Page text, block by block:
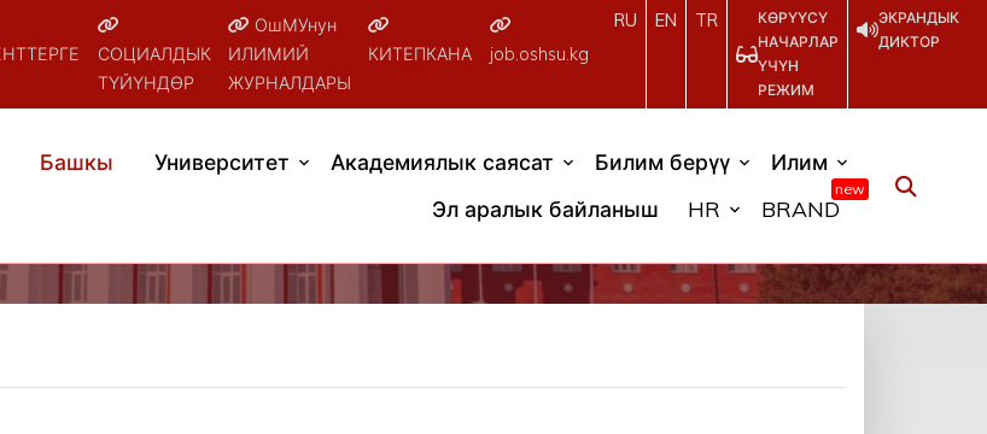
СОЦИАЛДЫК
ТҮЙҮНДӨР
ОшМУнун
ИЛИМИЙ
ЖУРНАЛДАРЫ
КИТЕПКАНА job.oshsu.kg
RU EN TR
КӨРҮҮСҮ
НАЧАРЛАР
ҮЧҮН
РЕЖИМ
ЭКРАНДЫК
ДИКТОР
Башкы Университет Академиялык саясат Билим берүү
Илим
Эл аралык байланыш
HR BRAND
new